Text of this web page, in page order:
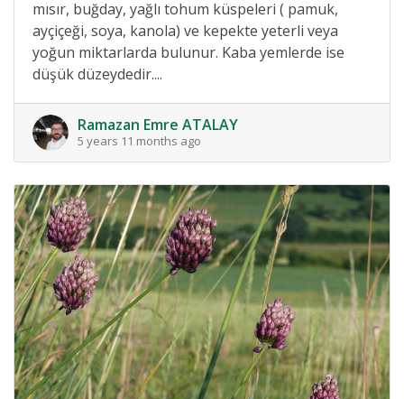
mısır, buğday, yağlı tohum küspeleri ( pamuk,
ayçiçeği, soya, kanola) ve kepekte yeterli veya
yoğun miktarlarda bulunur. Kaba yemlerde ise
düşük düzeydedir....
Ramazan Emre ATALAY
5 years 11 months ago